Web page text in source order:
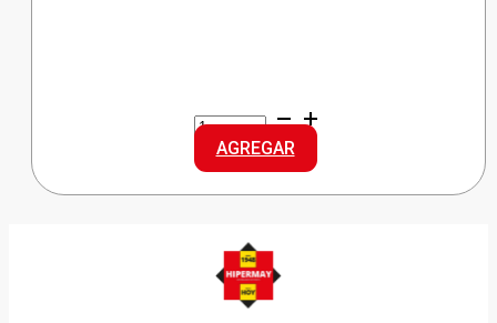
LA
PAULINA
QUESO
PATEGRAS
cantidad
AGREGAR